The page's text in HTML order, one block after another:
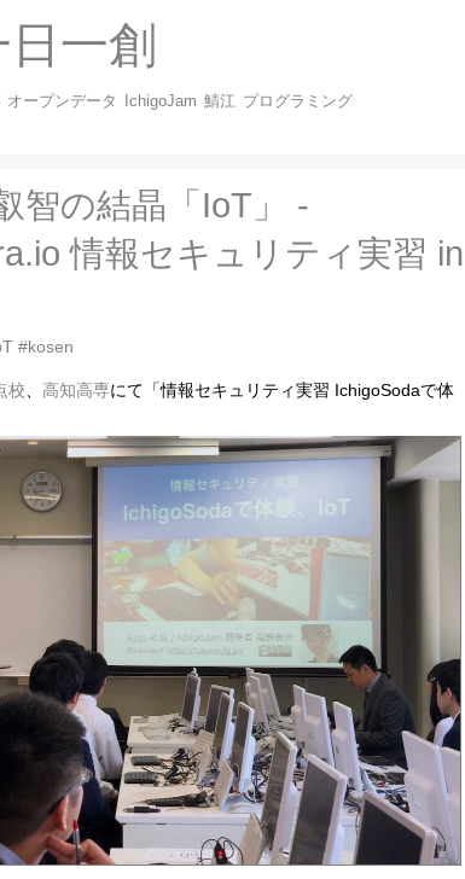
一創
オープンデータ IchigoJam 鯖江 プログラミング
智の結晶「IoT」 -
情報セキュリティ実習 in
#kosen
校 高知高専にて「情報セキュリティ実習 IchigoSodaで体